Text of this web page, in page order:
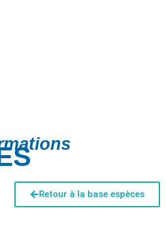
Retour à la base espèces